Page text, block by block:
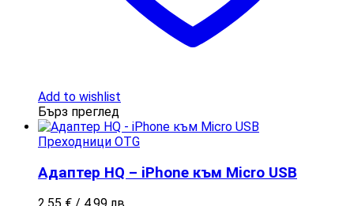
Add to wishlist
Бърз преглед
Преходници OTG
Адаптер HQ – iPhone към Micro USB